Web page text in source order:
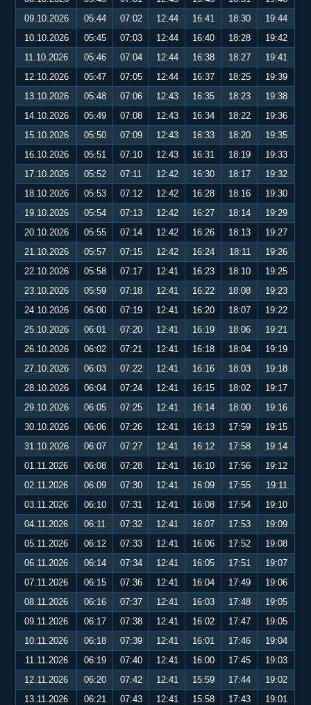
09.10.2026
05:44 07:02 12:44 16:41 18:30
19:44
10.10.2026
05:45 07:03 12:44 16:40 18:28
19:42
11.10.2026
05:46 07:04 12:44 16:38 18:27
19:41
12.10.2026
05:47 07:05 12:44 16:37 18:25
19:39
13.10.2026
05:48 07:06 12:43 16:35 18:23
19:38
14.10.2026
05:49 07:08 12:43 16:34 18:22
19:36
15.10.2026
05:50 07:09 12:43 16:33 18:20
19:35
16.10.2026
05:51 07:10 12:43 16:31 18:19
19:33
17.10.2026
05:52 07:11 12:42 16:30 18:17
19:32
18.10.2026
05:53 07:12 12:42 16:28 18:16
19:30
19.10.2026
05:54 07:13 12:42 16:27 18:14
19:29
20.10.2026
05:55 07:14 12:42 16:26 18:13
19:27
21.10.2026
05:57 07:15 12:42 16:24 18:11
19:26
22.10.2026
05:58 07:17 12:41 16:23 18:10
19:25
23.10.2026
05:59 07:18 12:41 16:22 18:08
19:23
24.10.2026
06:00 07:19 12:41 16:20 18:07
19:22
25.10.2026
06:01 07:20 12:41 16:19 18:06
19:21
26.10.2026
06:02 07:21 12:41 16:18 18:04
19:19
27.10.2026
06:03 07:22 12:41 16:16 18:03
19:18
28.10.2026
06:04 07:24 12:41 16:15 18:02
19:17
29.10.2026
06:05 07:25 12:41 16:14 18:00
19:16
30.10.2026
06:06 07:26 12:41 16:13 17:59
19:15
31.10.2026
06:07 07:27 12:41 16:12 17:58
19:14
01.11.2026
06:08 07:28 12:41 16:10 17:56
19:12
02.11.2026
06:09 07:30 12:41 16:09 17:55
19:11
03.11.2026
06:10 07:31 12:41 16:08 17:54
19:10
04.11.2026
06:11 07:32 12:41 16:07 17:53
19:09
05.11.2026
06:12 07:33 12:41 16:06 17:52
19:08
06.11.2026
06:14 07:34 12:41 16:05 17:51
19:07
07.11.2026
06:15 07:36 12:41 16:04 17:49
19:06
08.11.2026
06:16 07:37 12:41 16:03 17:48
19:05
09.11.2026
06:17 07:38 12:41 16:02 17:47
19:05
10.11.2026
06:18 07:39 12:41 16:01 17:46
19:04
11.11.2026
06:19 07:40 12:41 16:00 17:45
19:03
12.11.2026
06:20 07:42 12:41 15:59 17:44
19:02
13.11.2026
06:21 07:43 12:41 15:58 17:43
19:01